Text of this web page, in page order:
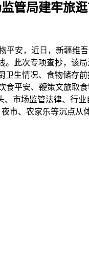
管局建牢旅
安，近日，新疆维吾
。此次专项查抄，该
卫生情况、食物储存
食平安、鞭策文旅取
、市场监管法律、行
市、农家乐等沉点从